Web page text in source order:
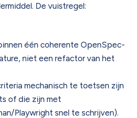
De vuistregel:
één coherente OpenSpec-
niet een refactor van het
mechanisch te toetsen zijn
of die zijn met
Playwright snel te schrijven).